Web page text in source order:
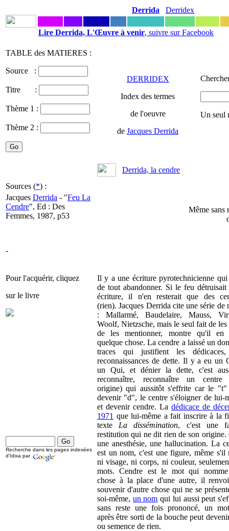
Derrida Derridex
Lire Derrida, L'Œuvre à venir, suivre sur Facebook
TABLE des MATIERES :
Source :
Titre :
Thème 1 :
Thème 2 :
DERRIDEX
Index des termes
de l'oeuvre
de Jacques Derrida
Un seul
Derrida, la cendre
Sources (*) :
Jacques Derrida - "Feu La
Cendre", Ed : Des
Femmes, 1987, p53
-
Même sans
Pour l'acquérir, cliquez
sur le livre
Il y a une écriture pyrotechnicienne
de tout abandonner. Si le feu détruisait
écriture, il n'en resterait que des
(rien). Jacques Derrida cite une série de
: Mallarmé, Baudelaire, Mauss,
Woolf, Nietzsche, mais le seul fait de les
de les mentionner, montre qu'il en
quelque chose. La cendre a laissé un
traces qui justifient les
reconnaissances de dette. Il y a eu un
un Qui, et dénier la dette, c'est
reconnaître, reconnaître un centre
origine) qui aussitôt s'effrite car le "t"
devenir "d", le centre s'éloigner de lui-
et devenir cendre. La dédicace de
1971 que lui-même a fait inscrire à la
texte La dissémination, c'est une
restitution qui ne dit rien de son origine.
une anesthésie, une hallucination. La
est un nom, c'est une figure, même s'il
ni visage, ni corps, ni couleur,
mots. Cendre est le mot qui
chose à la place d'une autre, il
souvenir d'autre chose qui ne se
soi-même, un nom qui lui aussi peut
sans reste une fois prononcé, un
après être sorti de la bouche peut
ou semence de rien.
Recherche dans les pages indexées
d'Idixa par